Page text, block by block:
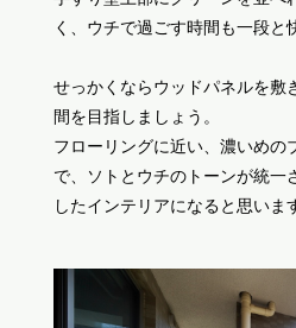
く、ウチで過ごす時間も一段と
せっかくならウッドパネルを敷
間を目指しましょう。
フローリングに近い、濃いめの
で、ソトとウチのトーンが統一
したインテリアになると思いま